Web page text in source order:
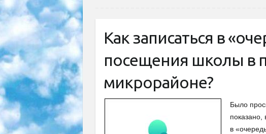
Как записаться в
посещения школы в
микрорайоне?
Было
показано,
в